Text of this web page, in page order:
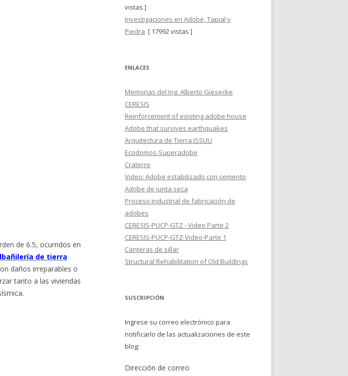
de 6.5, ocurridos en
de tierra
daños irreparables o
tanto a las viviendas
vistas ]
Investigaciones en Adobe, Tapial y
Piedra [ 17992 vistas ]
ENLACES
Memorias del Ing. Alberto Giesecke
CERESIS
Reinforcement of existing adobe house
Adobe that survives earthquakes
Arquitectura de Tierra ISSUU
Ecodomos-Superadobe
Craterre
Video: Adobe estabilizado con cemento
Adobe de junta seca
Proceso industrial de fabricación de
adobes
CERESIS-PUCP-GTZ - Video Parte 2
CERESIS-PUCP-GTZ-Video-Parte 1
Canteras de sillar
Structural Rehabilitation of Old Buildings
SUSCRIPCIÓN
Ingrese su correo electrónico para
notificarlo de las actualizaciones de este
blog:
Dirección de correo